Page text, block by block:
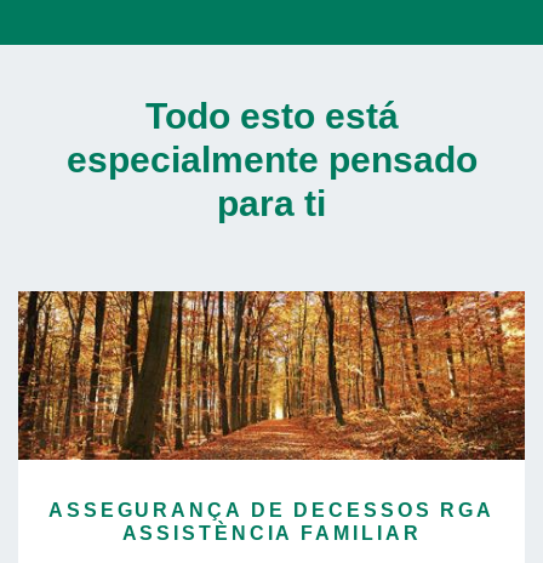
Todo esto está
especialmente pensado
para ti
ASSEGURANÇA DE DECESSOS RGA
ASSISTÈNCIA FAMILIAR